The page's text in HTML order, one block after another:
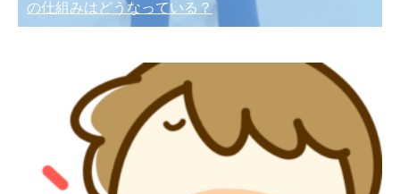
の仕組みはどうなっている？